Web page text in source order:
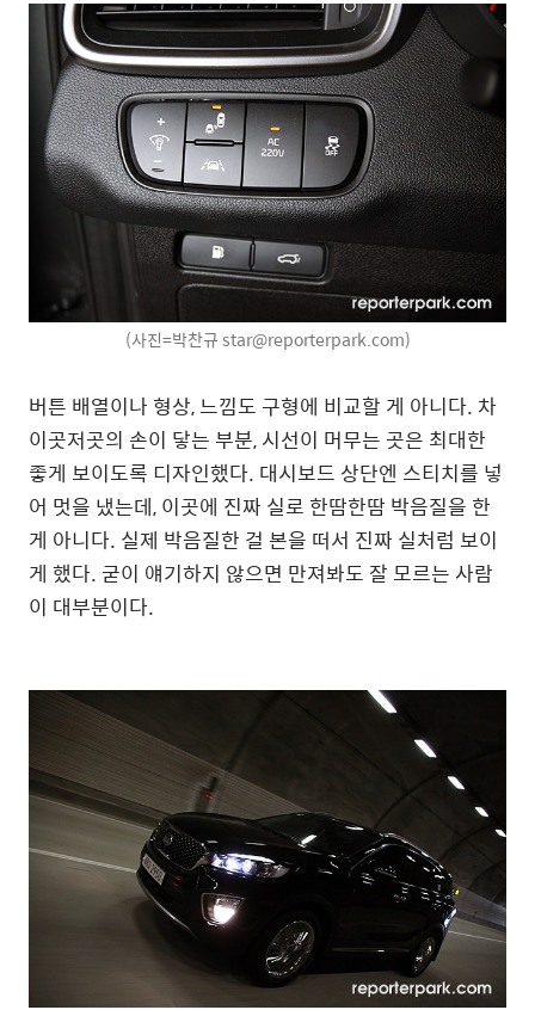
(사진=박찬규 star@reporterpark.com)
버튼 배열이나 형상, 느낌도 구형에 비교할 게 아니다. 차
이곳저곳의 손이 닿는 부분, 시선이 머무는 곳은 최대한
좋게 보이도록 디자인했다. 대시보드 상단엔 스티치를 넣
어 멋을 냈는데, 이곳에 진짜 실로 한땀한땀 박음질을 한
게 아니다. 실제 박음질한 걸 본을 떠서 진짜 실처럼 보이
게 했다. 굳이 얘기하지 않으면 만져봐도 잘 모르는 사람
이 대부분이다.